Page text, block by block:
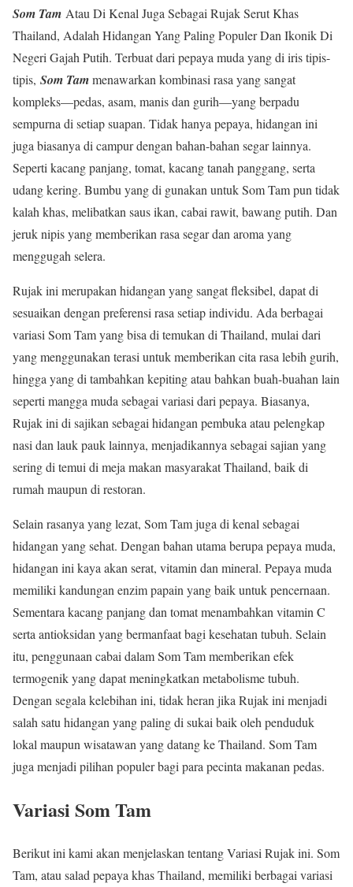
Som Tam Atau Di Kenal Juga Sebagai Rujak Serut Khas
Thailand, Adalah Hidangan Yang Paling Populer Dan Ikonik Di
Negeri Gajah Putih. Terbuat dari pepaya muda yang di iris tipis-
tipis, Som Tammenawarkan kombinasi rasa yang sangat
kompleks—pedas, asam, manis dan gurih—yang berpadu
sempurna di setiap suapan. Tidak hanya pepaya, hidangan ini
juga biasanya di campur dengan bahan-bahan segar lainnya.
Seperti kacang panjang, tomat, kacang tanah panggang, serta
udang kering. Bumbu yang di gunakan untuk Som Tam pun tidak
kalah khas, melibatkan saus ikan, cabai rawit, bawang putih. Dan
jeruk nipis yang memberikan rasa segar dan aroma yang
menggugah selera.
Rujak ini merupakan hidangan yang sangat fleksibel, dapat di
sesuaikan dengan preferensi rasa setiap individu. Ada berbagai
variasi Som Tam yang bisa di temukan di Thailand, mulai dari
yang menggunakan terasi untuk memberikan cita rasa lebih gurih,
hingga yang di tambahkan kepiting atau bahkan buah-buahan lain
seperti mangga muda sebagai variasi dari pepaya. Biasanya,
Rujak ini di sajikan sebagai hidangan pembuka atau pelengkap
nasi dan lauk pauk lainnya, menjadikannya sebagai sajian yang
sering di temui di meja makan masyarakat Thailand, baik di
rumah maupun di restoran.
Selain rasanya yang lezat, Som Tam juga di kenal sebagai
hidangan yang sehat. Dengan bahan utama berupa pepaya muda,
hidangan ini kaya akan serat, vitamin dan mineral. Pepaya muda
memiliki kandungan enzim papain yang baik untuk pencernaan.
Sementara kacang panjang dan tomat menambahkan vitamin C
serta antioksidan yang bermanfaat bagi kesehatan tubuh. Selain
itu, penggunaan cabai dalam Som Tam memberikan efek
termogenik yang dapat meningkatkan metabolisme tubuh.
Dengan segala kelebihan ini, tidak heran jika Rujak ini menjadi
salah satu hidangan yang paling di sukai baik oleh penduduk
lokal maupun wisatawan yang datang ke Thailand. Som Tam
juga menjadi pilihan populer bagi para pecinta makanan pedas.
Variasi Som Tam
Berikut ini kami akan menjelaskan tentang Variasi Rujak ini. Som
Tam, atau salad pepaya khas Thailand, memiliki berbagai variasi